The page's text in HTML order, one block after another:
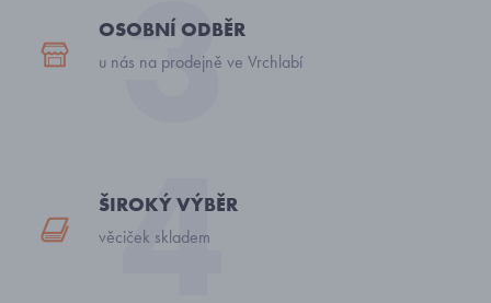
OSOBNÍ ODBĚR
u nás na prodejně ve Vrchlabí
ŠIROKÝ VÝBĚR
věciček skladem